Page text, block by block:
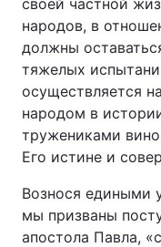
своей частной
народов, в
должны
тяжелых
осуществляется
народом в
тружениками
Его истине и
Вознося едиными
мы призваны
апостола Павла,